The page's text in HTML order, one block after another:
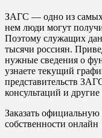
ЗАГС — одно из самых
нем люди могут
Поэтому служащих
тысячи россиян.
нужные сведения о
узнаете текущий
представительств
консультаций и
Заказать
собственности онлайн